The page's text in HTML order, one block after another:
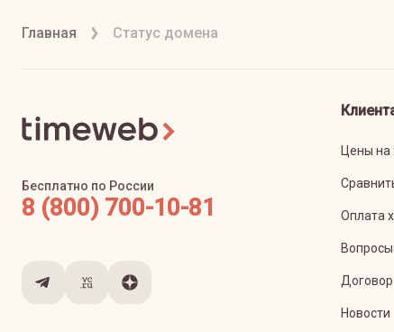
Главная Статус домена
Бесплатно по России
8 (800) 700-10-81
Цены на
Оплата
Договор
Новости